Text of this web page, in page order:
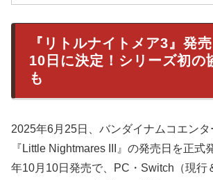
『リトルナイトメア3』発
10日に決定！シリーズ初の
も
2025年6月25日、バンダイナムコエン
『Little Nightmares III』の発売日を正式
年10月10日発売で、PC・Switch（現行